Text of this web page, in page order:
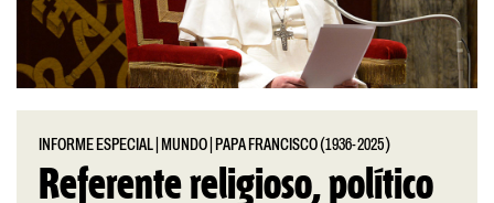
INFORME ESPECIAL MUNDO PAPA FRANCISCO (1936-2025)
Referente religioso, político